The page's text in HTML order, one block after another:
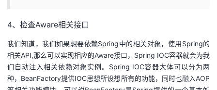
4、检查Aware相关接口
我们知道，我们如果想要依赖Spring中的相关对象，使用Spring的
相关API,那么可以实现相应的Aware接口，Spring IOC容器就会为我
们自动注入相关依赖对象实例。Spring IOC容器大体可以分为两
种，BeanFactory提供IOC思想所设想所有的功能，同时也融入AOP